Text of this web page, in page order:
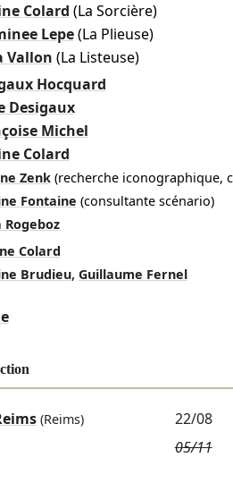
Colard (La Sorcière)
Lepe (La Plieuse)
Vallon (La Listeuse)
Hocquard
Desigaux
Michel
Colard
Zenk (recherche iconographique,
Fontaine (consultante scénario)
Rogeboz
Colard
Brudieu, Guillaume Fernel
(Reims) 22/08
05/11